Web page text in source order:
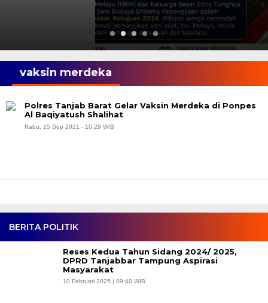
BERITA POLITIK
Reses Kedua Tahun Sidang 2024/ 2025,
DPRD Tanjabbar Tampung Aspirasi
Masyarakat
10 Februari 2025 | 09:40 WIB
vaksin merdeka
Polres Tanjab Barat Gelar Vaksin Merdeka di Ponpes
Al Baqiyatush Shalihat
Rabu, 15 Sep 2021 - 10:29 WIB